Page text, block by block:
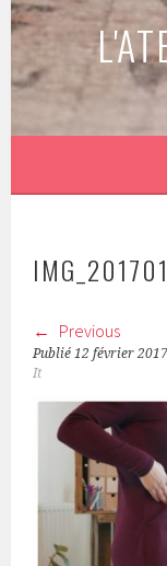
Previous
Publié12 février 2017
It